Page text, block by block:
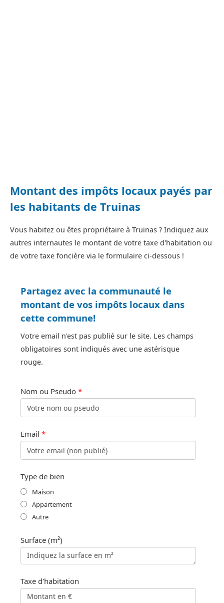
Montant des impôts locaux payés par
les habitants de Truinas
Vous habitez ou êtes propriétaire à Truinas ? Indiquez aux
autres internautes le montant de votre taxe d'habitation ou
de votre taxe foncière via le formulaire ci-dessous !
Partagez avec la communauté le
montant de vos impôts locaux dans
cette commune!
Votre email n'est pas publié sur le site. Les champs
obligatoires sont indiqués avec une astérisque
rouge.
Nom ou Pseudo *
Email *
Type de bien
Maison
Appartement
Autre
Surface (m²)
Taxe d'habitation